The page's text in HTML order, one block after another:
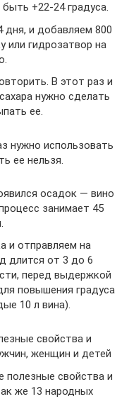
+22-24 градуса.
дня, и добавляем 800
или гидрозатвор на
В этот раз и
нужно сделать
ее.
нужно использовать
ее нельзя.
осадок — вино
занимает 45
и отправляем на
длится от 3 до 6
перед выдержкой
повышения градуса
10 л вина).
свойства и
женщин и детей
полезные свойства и
же 13 народных